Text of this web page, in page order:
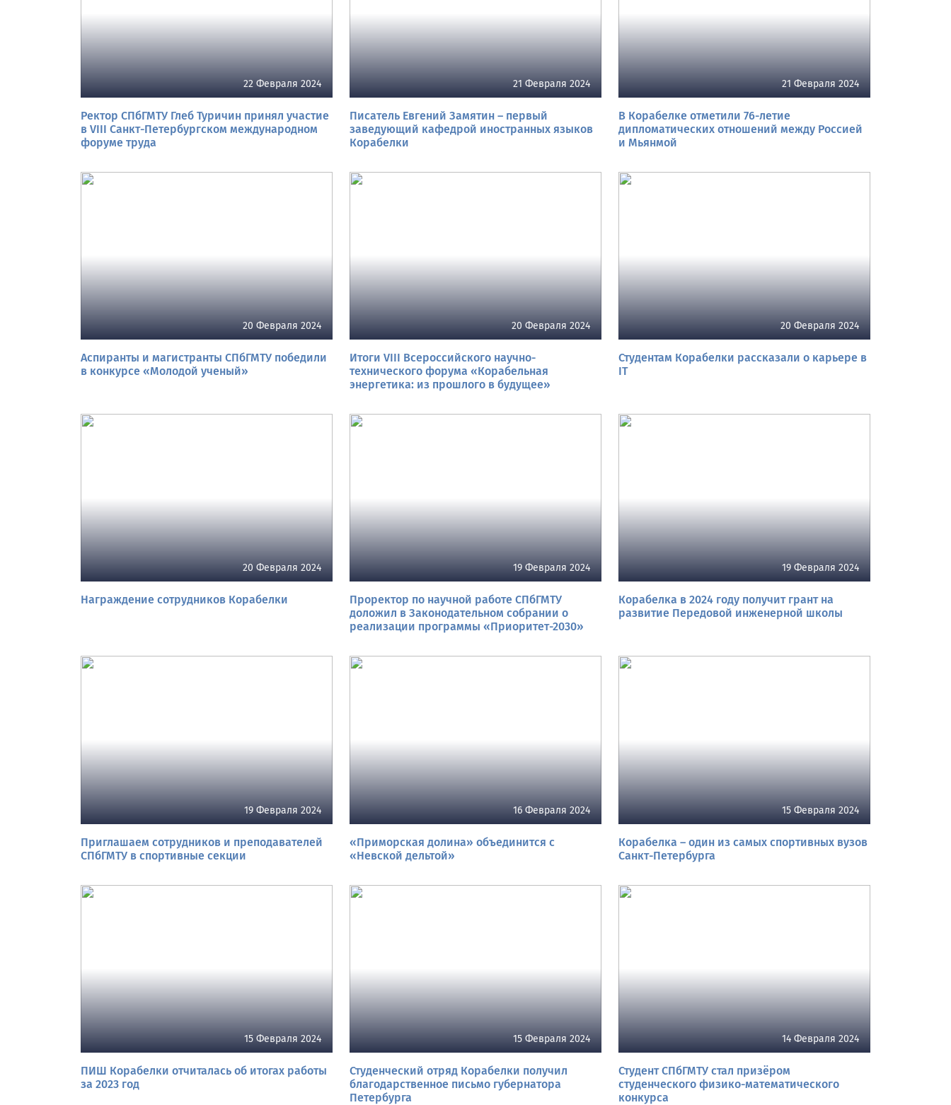
22 Февраля 2024
Ректор СПбГМТУ Глеб Туричин принял участие
в VIII Санкт-Петербургском международном
форуме труда
21 Февраля 2024
Писатель Евгений Замятин – первый
заведующий кафедрой иностранных языков
Корабелки
21 Февраля 2024
В Корабелке отметили 76-летие
дипломатических отношений между Россией
и Мьянмой
20 Февраля 2024
Аспиранты и магистранты СПбГМТУ победили
в конкурсе «Молодой ученый»
20 Февраля 2024
Итоги VIII Всероссийского научно-
технического форума «Корабельная
энергетика: из прошлого в будущее»
20 Февраля 2024
Студентам Корабелки рассказали о карьере в
IT
20 Февраля 2024
Награждение сотрудников Корабелки
19 Февраля 2024
Проректор по научной работе СПбГМТУ
доложил в Законодательном собрании о
реализации программы «Приоритет-2030»
19 Февраля 2024
Корабелка в 2024 году получит грант на
развитие Передовой инженерной школы
19 Февраля 2024
Приглашаем сотрудников и преподавателей
СПбГМТУ в спортивные секции
16 Февраля 2024
«Приморская долина» объединится с
«Невской дельтой»
15 Февраля 2024
Корабелка – один из самых спортивных вузов
Санкт-Петербурга
15 Февраля 2024
ПИШ Корабелки отчиталась об итогах работы
за 2023 год
15 Февраля 2024
Студенческий отряд Корабелки получил
благодарственное письмо губернатора
Петербурга
14 Февраля 2024
Студент СПбГМТУ стал призёром
студенческого физико-математического
конкурса